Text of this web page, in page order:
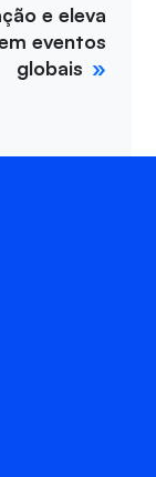
e eleva
eventos
globais